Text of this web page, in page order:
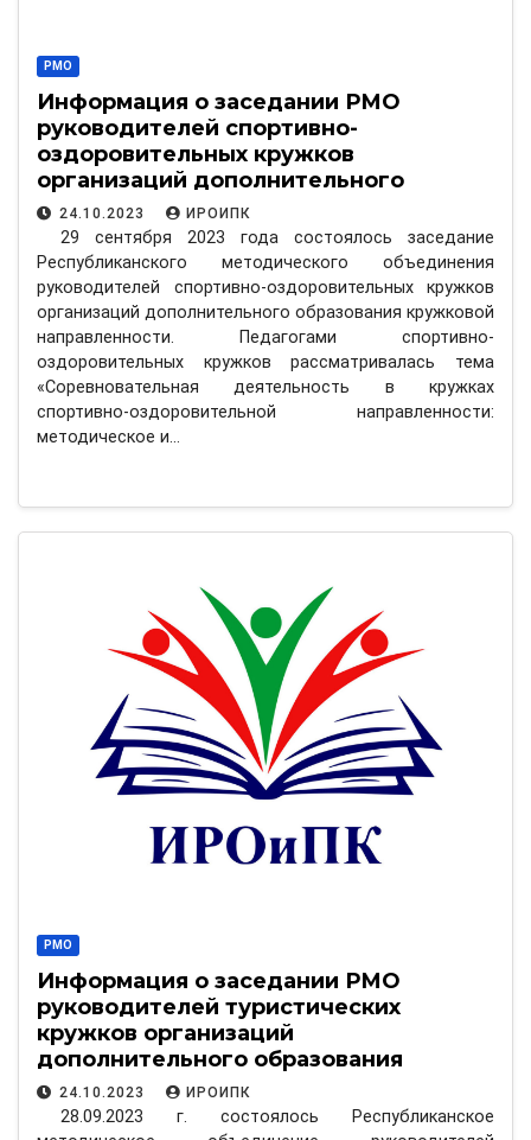
РМО
Информация о заседании РМО
руководителей спортивно-
оздоровительных кружков
организаций дополнительного
образования кружковой
направленности
24.10.2023 ИРОИПК
29 сентября 2023 года состоялось заседание
Республиканского методического объединения
руководителей спортивно-оздоровительных кружков
организаций дополнительного образования кружковой
направленности. Педагогами спортивно-
оздоровительных кружков рассматривалась тема
«Соревновательная деятельность в кружках
спортивно-оздоровительной направленности:
методическое и…
РМО
Информация о заседании РМО
руководителей туристических
кружков организаций
дополнительного образования
кружковой направленности
24.10.2023 ИРОИПК
28.09.2023 г. состоялось Республиканское